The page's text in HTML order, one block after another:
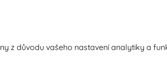
z důvodu vašeho nastavení analytiky a